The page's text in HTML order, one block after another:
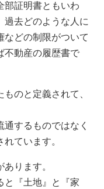
部証明書ともいわ
過去どのような人に
などの制限がついて
不動産の履歴書で
のと定義されて、
するものではなく
ています。
ります。
と『土地』と『家